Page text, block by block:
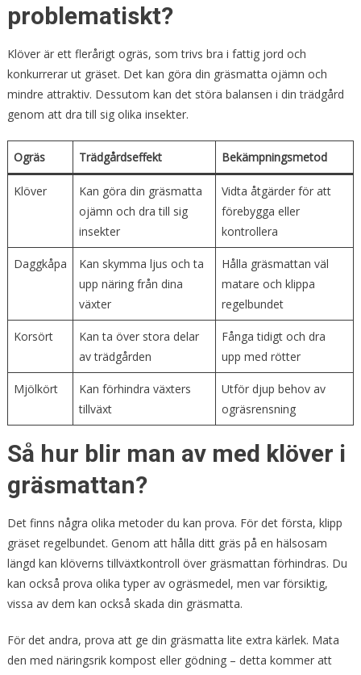
problematiskt?
Klöver är ett flerårigt ogräs, som trivs bra i fattig jord och
konkurrerar ut gräset. Det kan göra din gräsmatta ojämn och
mindre attraktiv. Dessutom kan det störa balansen i din trädgård
genom att dra till sig olika insekter.
Ogräs Trädgårdseffekt Bekämpningsmetod
Klöver
Kan göra din gräsmatta
ojämn och dra till sig
insekter
Vidta åtgärder för att
förebygga eller
kontrollera
Daggkåpa
Kan skymma ljus och ta
upp näring från dina
växter
Hålla gräsmattan väl
matare och klippa
regelbundet
Korsört
Kan ta över stora delar
av trädgården
Fånga tidigt och dra
upp med rötter
Mjölkört
Kan förhindra växters
tillväxt
Utför djup behov av
ogräsrensning
Så hur blir man av med klöver i
gräsmattan?
Det finns några olika metoder du kan prova. För det första, klipp
gräset regelbundet. Genom att hålla ditt gräs på en hälsosam
längd kan klöverns tillväxtkontroll över gräsmattan förhindras. Du
kan också prova olika typer av ogräsmedel, men var försiktig,
vissa av dem kan också skada din gräsmatta.
För det andra, prova att ge din gräsmatta lite extra kärlek. Mata
den med näringsrik kompost eller gödning – detta kommer att